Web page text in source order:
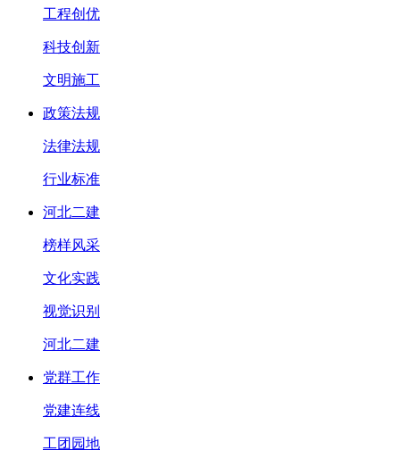
工程创优
科技创新
文明施工
政策法规
法律法规
行业标准
河北二建
榜样风采
文化实践
视觉识别
河北二建
党群工作
党建连线
工团园地